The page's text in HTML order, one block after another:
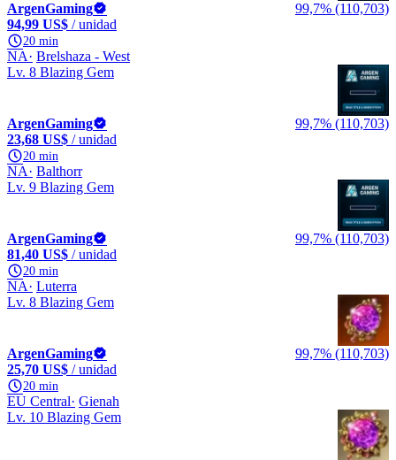
ArgenGaming
99,7% (110,703)
94,99 US$ / unidad
20 min
NA
Brelshaza - West
Lv. 8 Blazing Gem
ArgenGaming
99,7% (110,703)
23,68 US$ / unidad
20 min
NA
Balthorr
Lv. 9 Blazing Gem
ArgenGaming
99,7% (110,703)
81,40 US$ / unidad
20 min
NA
Luterra
Lv. 8 Blazing Gem
ArgenGaming
99,7% (110,703)
25,70 US$ / unidad
20 min
EU Central Gienah
Lv. 10 Blazing Gem